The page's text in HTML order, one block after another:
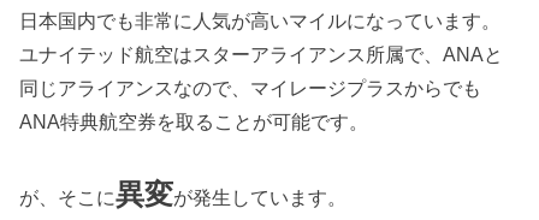
日本国内でも非常に人気が高いマイルになっています。
ユナイテッド航空はスターアライアンス所属で、ANAと
同じアライアンスなので、マイレージプラスからでも
ANA特典航空券を取ることが可能です。
が、そこに異変が発生しています。